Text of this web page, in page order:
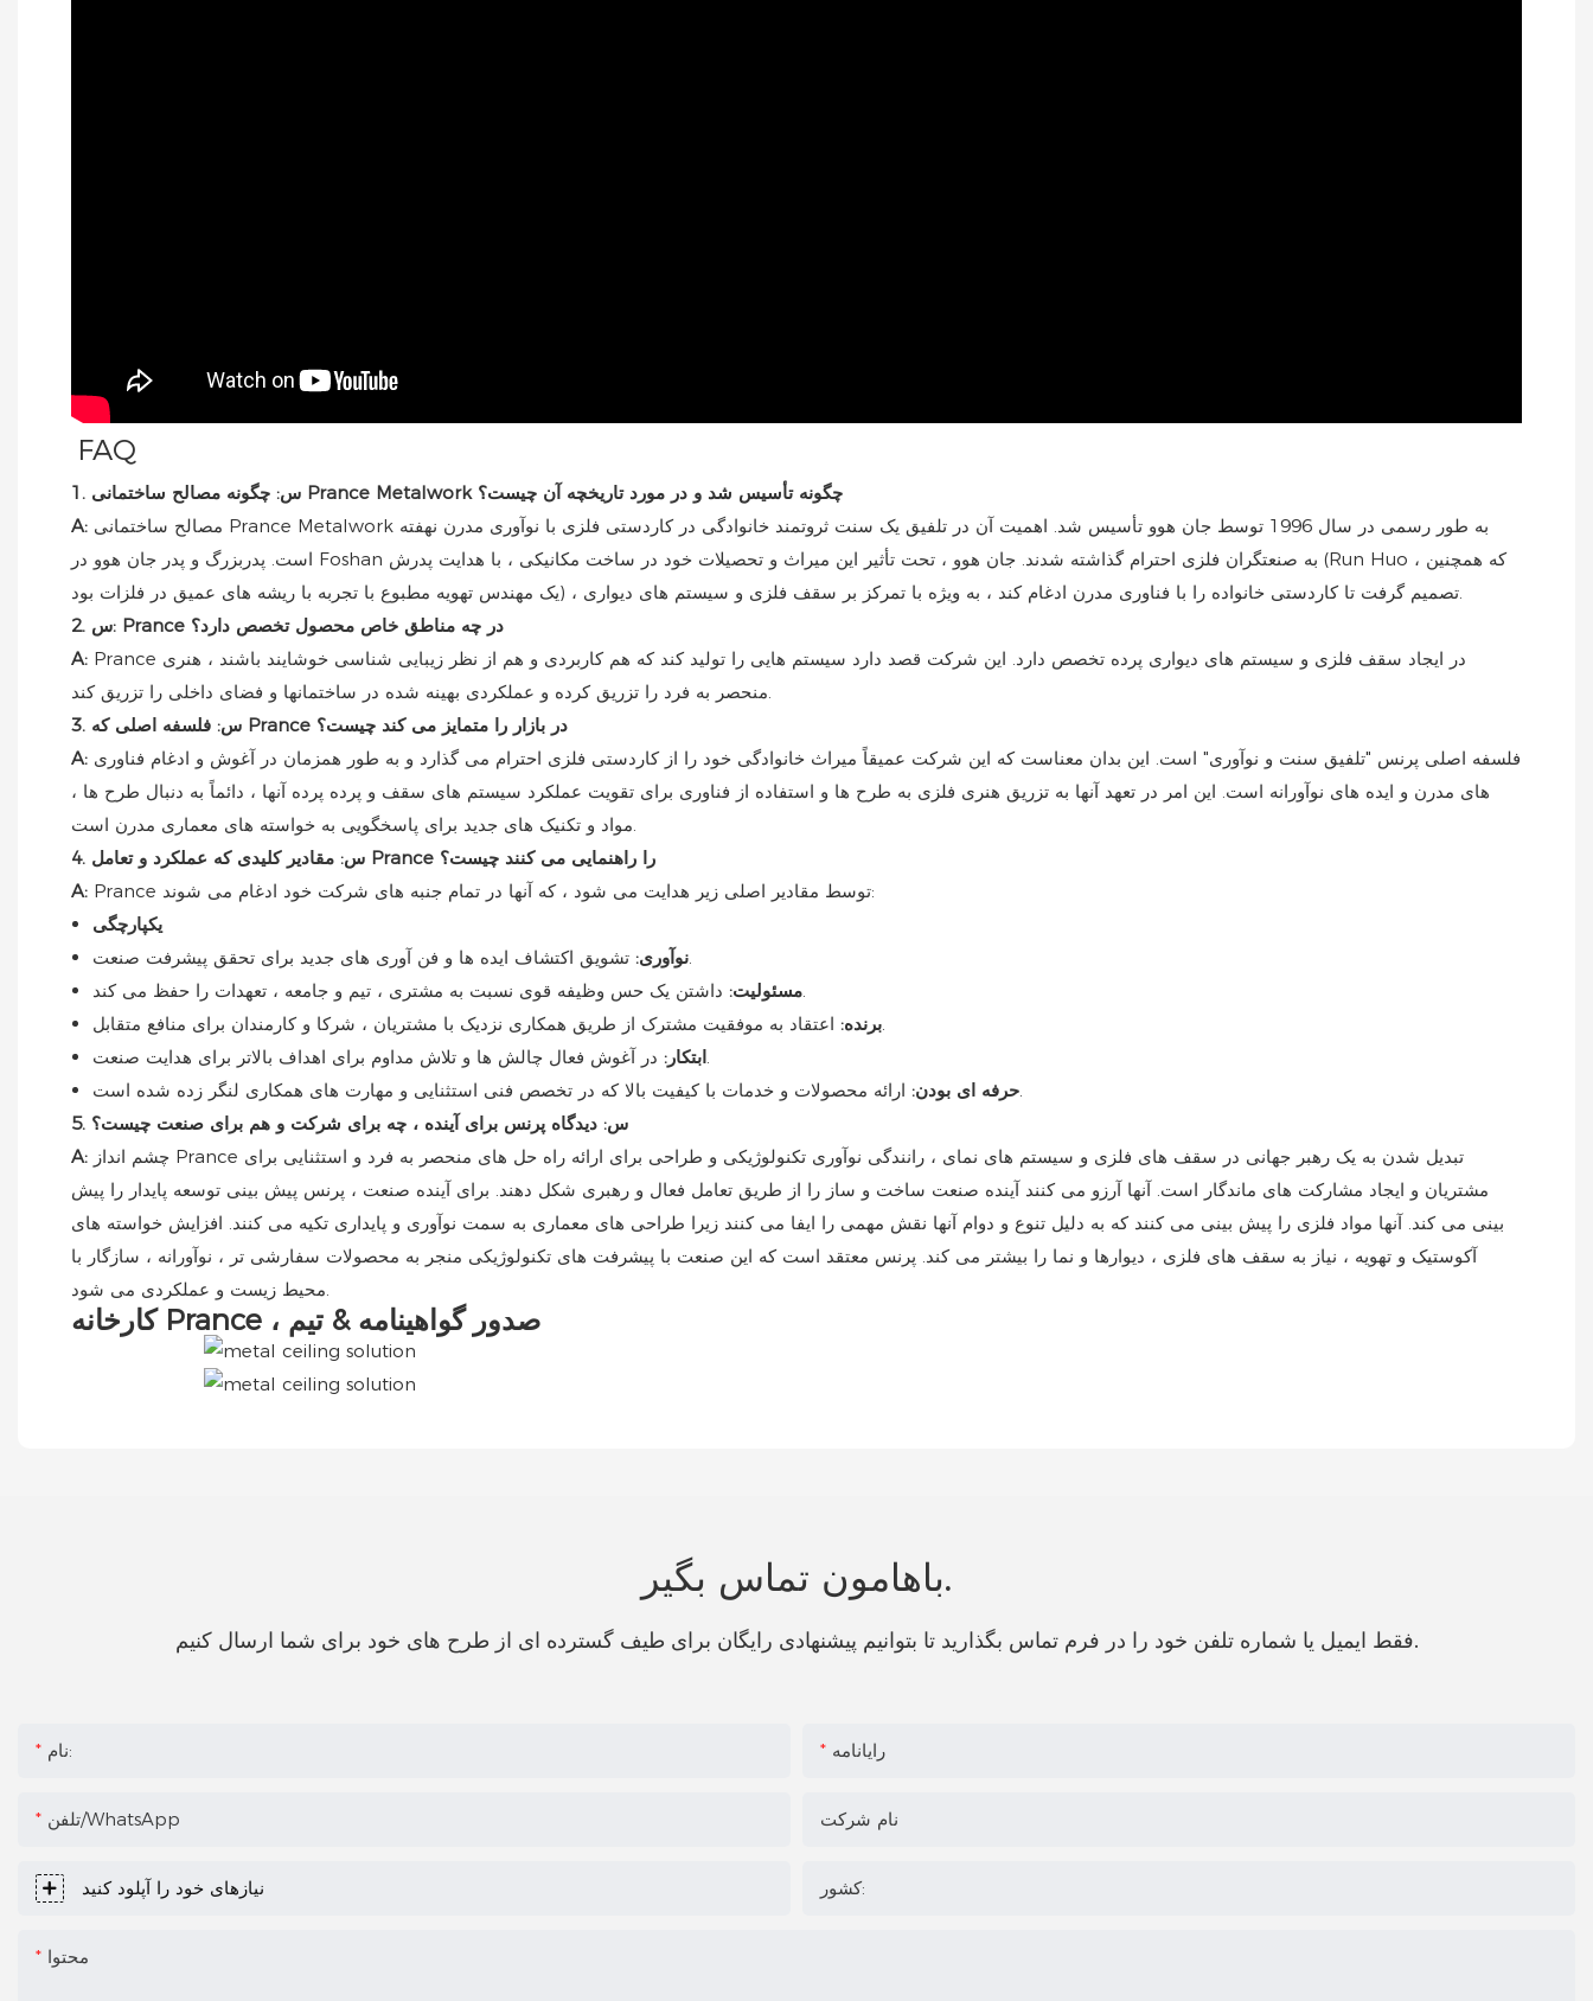
FAQ
1. س: چگونه مصالح ساختمانی Prance Metalwork چگونه تأسیس شد و در مورد تاریخچه آن چیست؟
A: مصالح ساختمانی Prance Metalwork به طور رسمی در سال 1996 توسط جان هوو تأسیس شد. اهمیت آن در تلفیق یک سنت ثروتمند خانوادگی در کاردستی فلزی با نوآوری مدرن نهفته
است. پدربزرگ و پدر جان هوو در Foshan به صنعتگران فلزی احترام گذاشته شدند. جان هوو ، تحت تأثیر این میراث و تحصیلات خود در ساخت مکانیکی ، با هدایت پدرش (Run Huo ، که همچنین
2. س: Prance در چه مناطق خاص محصول تخصص دارد؟
A: Prance در ایجاد سقف فلزی و سیستم های دیواری پرده تخصص دارد. این شرکت قصد دارد سیستم هایی را تولید کند که هم کاربردی و هم از نظر زیبایی شناسی خوشایند باشند ، هنری
3. س: فلسفه اصلی که Prance در بازار را متمایز می کند چیست؟
A: فلسفه اصلی پرنس "تلفیق سنت و نوآوری" است. این بدان معناست که این شرکت عمیقاً میراث خانوادگی خود را از کاردستی فلزی احترام می گذارد و به طور همزمان در آغوش و ادغام فناوری
های مدرن و ایده های نوآورانه است. این امر در تعهد آنها به تزریق هنری فلزی به طرح ها و استفاده از فناوری برای تقویت عملکرد سیستم های سقف و پرده پرده آنها ، دائماً به دنبال طرح ها ،
4. س: مقادیر کلیدی که عملکرد و تعامل Prance را راهنمایی می کنند چیست؟
A:
Prance توسط مقادیر اصلی زیر هدایت می شود ، که آنها در تمام جنبه های شرکت خود ادغام می شوند:
یکپارچگی
نوآوری:
مسئولیت:
برنده:
ابتکار:
حرفه ای بودن:
5. س: دیدگاه پرنس برای آینده ، چه برای شرکت و هم برای صنعت چیست؟
A: چشم انداز Prance تبدیل شدن به یک رهبر جهانی در سقف های فلزی و سیستم های نمای ، رانندگی نوآوری تکنولوژیکی و طراحی برای ارائه راه حل های منحصر به فرد و استثنایی برای
مشتریان و ایجاد مشارکت های ماندگار است. آنها آرزو می کنند آینده صنعت ساخت و ساز را از طریق تعامل فعال و رهبری شکل دهند. برای آینده صنعت ، پرنس پیش بینی توسعه پایدار را پیش
بینی می کند. آنها مواد فلزی را پیش بینی می کنند که به دلیل تنوع و دوام آنها نقش مهمی را ایفا می کنند زیرا طراحی های معماری به سمت نوآوری و پایداری تکیه می کنند. افزایش خواسته های
آکوستیک و تهویه ، نیاز به سقف های فلزی ، دیوارها و نما را بیشتر می کند. پرنس معتقد است که این صنعت با پیشرفت های تکنولوژیکی منجر به محصولات سفارشی تر ، نوآورانه ، سازگار با
کارخانه Prance ، صدور گواهینامه & تیم
باهامون تماس بگير.
فقط ایمیل یا شماره تلفن خود را در فرم تماس بگذارید تا بتوانیم پیشنهادی رایگان برای طیف گسترده ای از طرح های خود برای شما ارسال کنیم.
نام: رایانامه
تلفن/WhatsApp نام شرکت
نیازهای خود را آپلود کنید کشور:
محتوا